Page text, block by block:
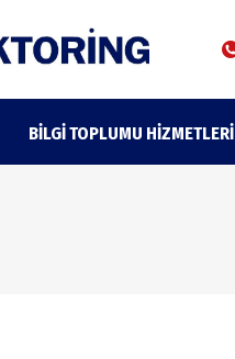
BILGI TOPLUMU HIZMETLERI